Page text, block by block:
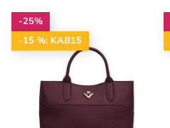
-25%
-15 %: KAB15